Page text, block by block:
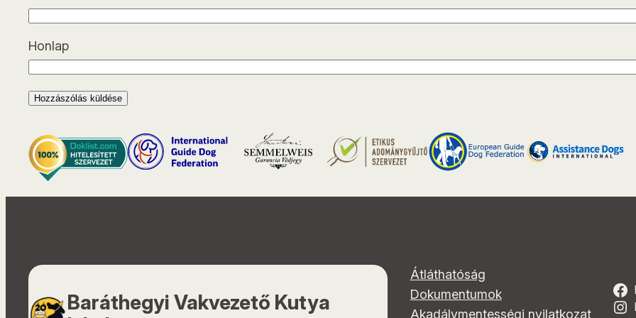
Honlap
Baráthegyi Vakvezető Kutya
Átláthatóság
Dokumentumok
Akadálymentességi nyilatkozat